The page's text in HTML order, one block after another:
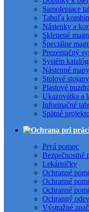
Samolepiace
Tabuľa
Nástenky a
Sklenené
Špeciálne
Prezentačný
Systém
Nástenné mapy
Stolové stojany
Plastové
Ukazovátka a
Informačné
Spätné
Prvá pomoc
Bezpečnostné
Lekárničky
Ochranné
Ochranné
Ochranné
Ochranný odev
Výstražné